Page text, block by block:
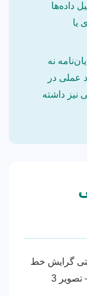
داده‌ها
یا
نه
عملی در
نیز داشته